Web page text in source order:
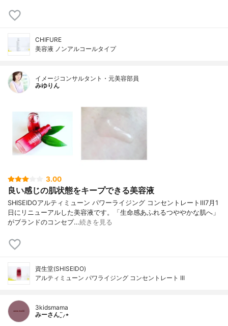
CHIFURE
美容液 ノンアルコールタイプ
イメージコンサルタント・元美容部員
みゆりん
3.00
良い感じの肌状態をキープできる美容液
SHISEIDOアルティミューン パワーライジング コンセントレートⅢ7月1
日にリニューアルした美容液です。「生命感あふれるつややかな肌へ」
がブランドのコンセプ…続きを見る
資生堂(SHISEIDO)
アルティミューン パワライジング コンセントレート III
3kidsmama
みーさん¨̮⸝⋆